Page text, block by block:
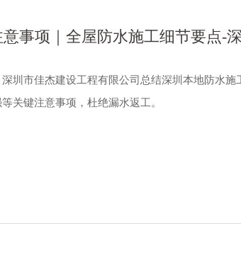
事项｜全屋防水施工细节要点-
圳市佳杰建设工程有限公司总结深圳本地防水
关键注意事项，杜绝漏水返工。